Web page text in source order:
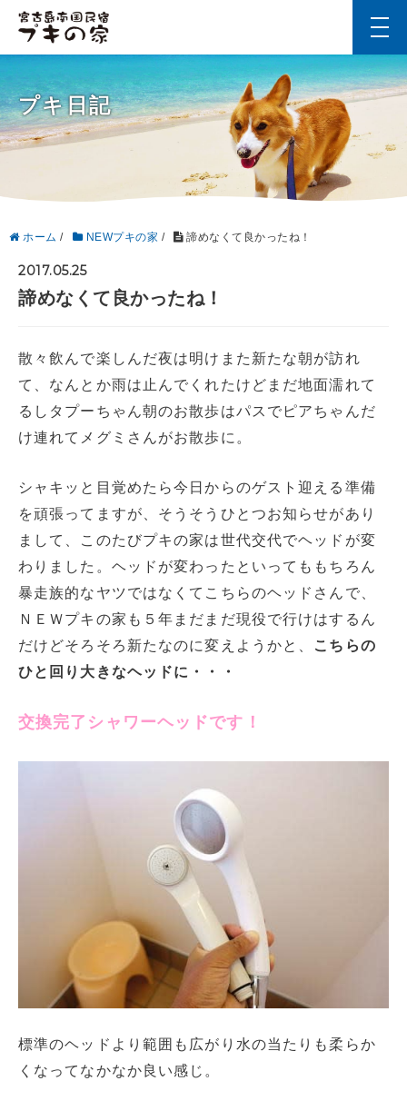
プキ日記
ホーム / NEWプキの家 / 諦めなくて良かったね！
2017.05.25
諦めなくて良かったね！
散々飲んで楽しんだ夜は明けまた新たな朝が訪れ
て、なんとか雨は止んでくれたけどまだ地面濡れて
るしタプーちゃん朝のお散歩はパスでピアちゃんだ
け連れてメグミさんがお散歩に。
シャキッと目覚めたら今日からのゲスト迎える準備
を頑張ってますが、そうそうひとつお知らせがあり
まして、このたびプキの家は世代交代でヘッドが変
わりました。ヘッドが変わったといってももちろん
暴走族的なヤツではなくてこちらのヘッドさんで、
ＮＥＷプキの家も５年まだまだ現役で行けはするん
だけどそろそろ新たなのに変えようかと、
こちらの
ひと回り大きなヘッドに・・・
交換完了シャワーヘッドです！
標準のヘッドより範囲も広がり水の当たりも柔らか
くなってなかなか良い感じ。
t
o
g
g
l
v
a